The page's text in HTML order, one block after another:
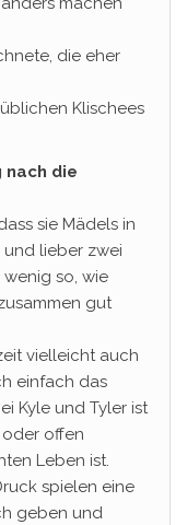
die eher
Klischees
nach die
sie Mädels in
lieber zwei
wenig so, wie
gut
vielleicht auch
einfach das
Kyle und Tyler ist
offen
Leben ist.
spielen eine
geben und